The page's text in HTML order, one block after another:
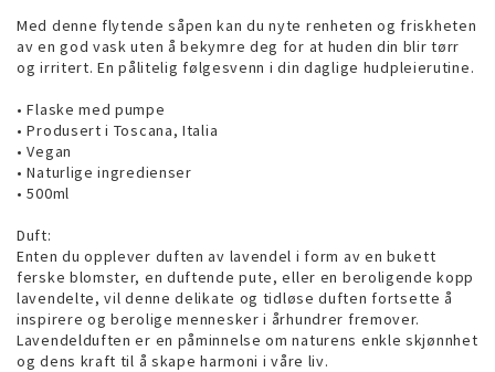
Med denne flytende såpen kan du nyte renheten og friskheten
av en god vask uten å bekymre deg for at huden din blir tørr
og irritert. En pålitelig følgesvenn i din daglige hudpleierutine.
• Flaske med pumpe
• Produsert i Toscana, Italia
• Vegan
• Naturlige ingredienser
• 500ml
Duft:
Enten du opplever duften av lavendel i form av en bukett
ferske blomster, en duftende pute, eller en beroligende kopp
lavendelte, vil denne delikate og tidløse duften fortsette å
inspirere og berolige mennesker i århundrer fremover.
Lavendelduften er en påminnelse om naturens enkle skjønnhet
og dens kraft til å skape harmoni i våre liv.